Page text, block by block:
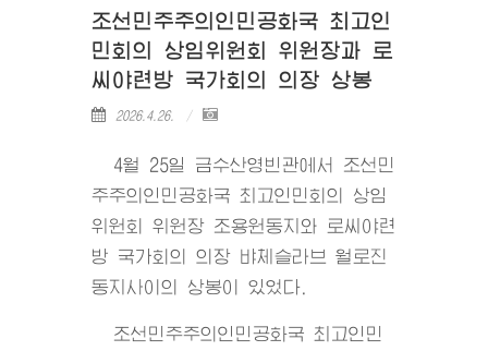
조선민주주의인민공화국 최고인
민회의 상임위원회 위원장과 로
씨야련방 국가회의 의장 상봉
2026.4.26.
4월 25일 금수산영빈관에서 조선민
주주의인민공화국 최고인민회의 상임
위원회 위원장 조용원동지와 로씨야련
방 국가회의 의장 뱌체슬라브 월로진
동지사이의 상봉이 있었다.
조선민주주의인민공화국 최고인민